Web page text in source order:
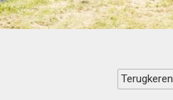
Terugkeren